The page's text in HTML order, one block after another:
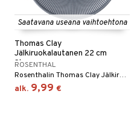
Saatavana useana vaihtoehtona
Thomas Clay
Jälkiruokalautanen 22 cm
Sky
ROSENTHAL
Rosenthalin Thomas Clay Jälkiruokalautanen 22 cm on kivikeraaminen lautanen vekitetyllä kuviolla lautasen yläosasta keskelle. Saatavana useita eri värejä.
alk. 9,99 €